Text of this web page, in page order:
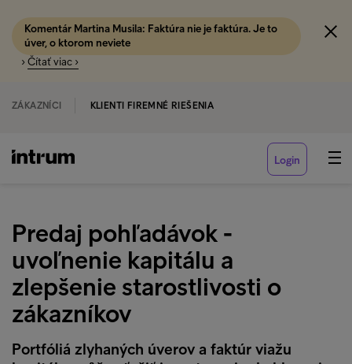
Komentár Martina Musila: Faktúra nie je faktúra. Je to
úver, o ktorom neviete
› Čítať viac ›
ZÁKAZNÍCI KLIENTI FIREMNÉ RIEŠENIA
Login
Predaj pohľadávok -
uvoľnenie kapitálu a
zlepšenie starostlivosti o
zákazníkov
Portfóliá zlyhaných úverov a faktúr viažu